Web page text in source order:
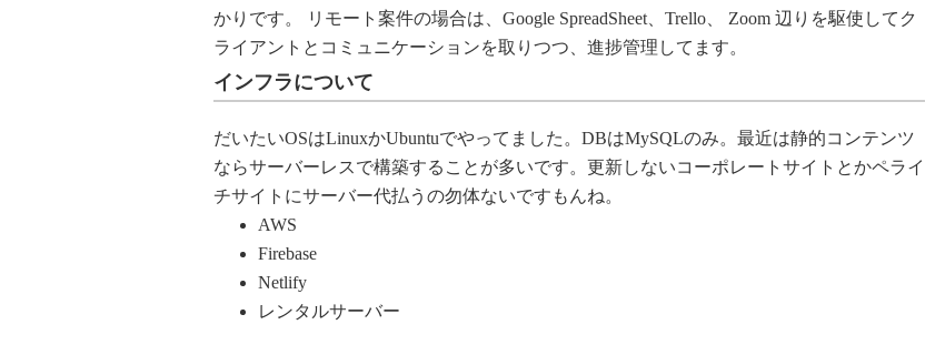
かりです。 リモート案件の場合は、Google SpreadSheet、Trello、 Zoom 辺りを駆使してク
ライアントとコミュニケーションを取りつつ、進捗管理してます。
インフラについて
だいたいOSはLinuxかUbuntuでやってました。DBはMySQLのみ。最近は静的コンテンツ
ならサーバーレスで構築することが多いです。更新しないコーポレートサイトとかペライ
チサイトにサーバー代払うの勿体ないですもんね。
AWS
Firebase
Netlify
レンタルサーバー